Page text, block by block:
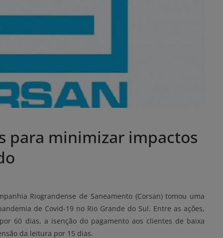
para minimizar impactos
Riograndense de Saneamento (Corsan) tomou uma
de Covid-19 no Rio Grande do Sul. Entre as ações,
60 dias, a isenção do pagamento aos clientes de baixa
da leitura por 15 dias.